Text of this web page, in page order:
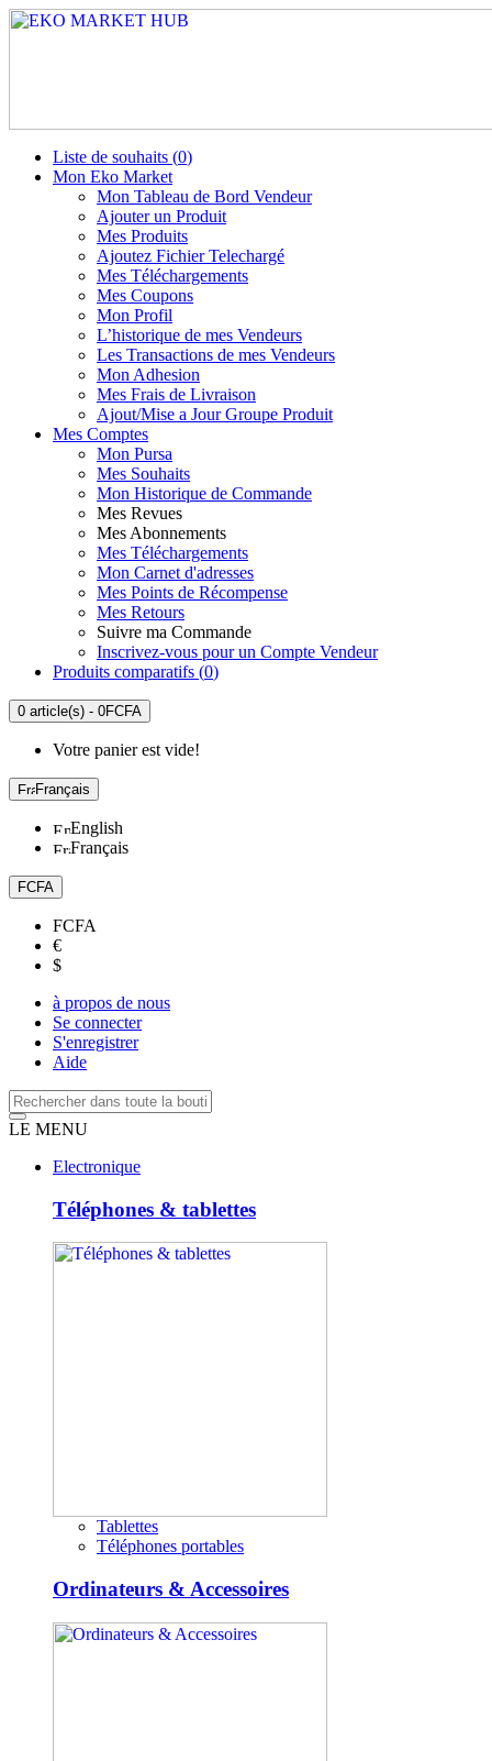
Liste de souhaits (0)
Mon Eko Market
Mon Tableau de Bord Vendeur
Ajouter un Produit
Mes Produits
Ajoutez Fichier Telechargé
Mes Téléchargements
Mes Coupons
Mon Profil
L’historique de mes Vendeurs
Les Transactions de mes Vendeurs
Mon Adhesion
Mes Frais de Livraison
Ajout/Mise a Jour Groupe Produit
Mes Comptes
Mon Pursa
Mes Souhaits
Mon Historique de Commande
Mes Revues
Mes Abonnements
Mes Téléchargements
Mon Carnet d'adresses
Mes Points de Récompense
Mes Retours
Suivre ma Commande
Inscrivez-vous pour un Compte Vendeur
Produits comparatifs (0)
0 article(s) - 0FCFA
Votre panier est vide!
Français
English
Français
FCFA
FCFA
€
$
à propos de nous
Se connecter
S'enregistrer
Aide
LE MENU
Electronique
Téléphones & tablettes
Tablettes
Téléphones portables
Ordinateurs & Accessoires